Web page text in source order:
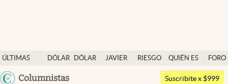
ÚLTIMAS
NOTICIAS
DÓLAR
DÓLAR
JAVIER
RIESGO
QUIÉN ES
QUIÉN
FORO
Argentina
Columnistas
Dólar
Members Suscribite x $999